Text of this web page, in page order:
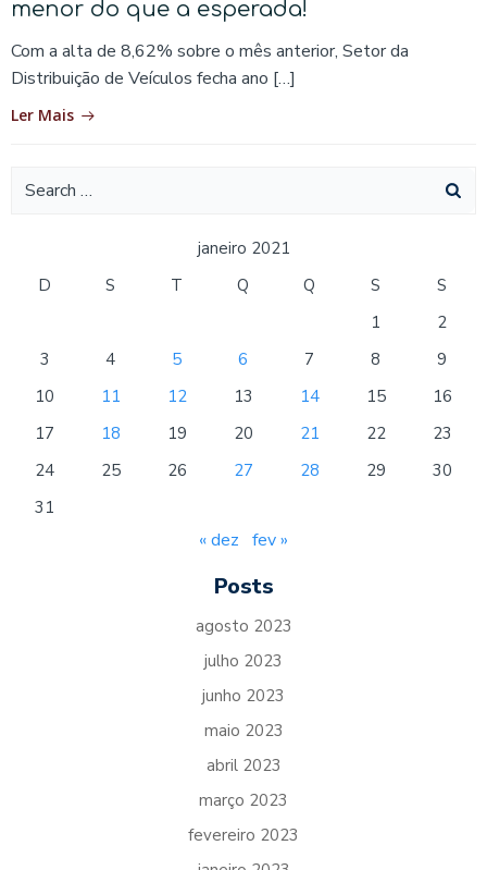
menor do que a esperada!
Com a alta de 8,62% sobre o mês anterior, Setor da
Distribuição de Veículos fecha ano […]
Ler Mais
Search
janeiro 2021
D
S T Q Q S
S
1
2
3
4 5 6 7 8
9
10
11 12 13 14 15
16
17
18 19 20 21 22
23
24
25 26 27 28 29
30
31
« dez fev »
Posts
agosto 2023
julho 2023
junho 2023
maio 2023
abril 2023
março 2023
fevereiro 2023